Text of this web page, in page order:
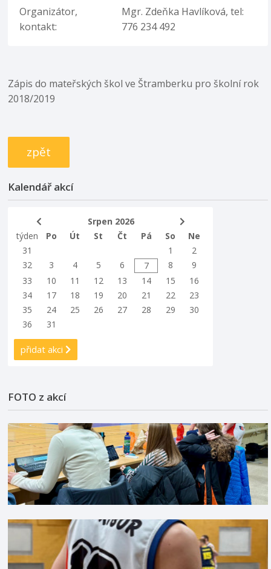
Organizátor,
kontakt:
Mgr. Zdeňka Havlíková, tel:
776 234 492
Zápis do mateřských škol ve Štramberku pro školní rok
2018/2019
zpět
Kalendář akcí
Srpen 2026
týden
Po Út St Čt Pá So
Ne
31
1
2
32
3 4 5 6 7 8
9
33
10 11 12 13 14 15
16
34
17 18 19 20 21 22
23
35
24 25 26 27 28 29
30
36
31
přidat akci
FOTO z akcí